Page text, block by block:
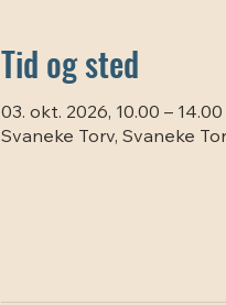
Tid og sted
03. okt. 2026, 10.00 – 14.00
Svaneke Torv, Svaneke